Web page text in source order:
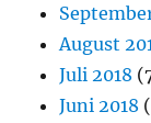
August
Juli 2018
Juni 2018